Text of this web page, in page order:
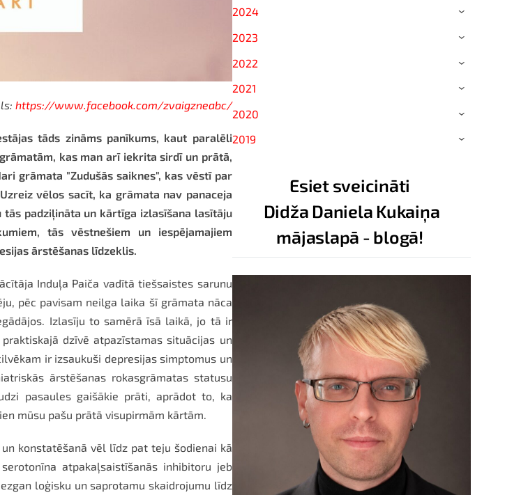
2024 ›
2023 ›
2022 ›
2021 ›
2020 ›
2019 ›
Esiet sveicināti
Didža Daniela Kukaiņa
mājaslapā - blogā!
https://www.facebook.com/zvaigzneabc/
tāds zināms panīkums, kaut paralēli
kas man arī iekrita sirdī un prātā,
grāmata "Zudušās saiknes", kas vēstī par
Uzreiz vēlos sacīt, ka grāmata nav panaceja
padziļināta un kārtīga izlasīšana lasītāju
tās vēstnešiem un iespējamajiem
ārstēšanas līdzeklis.
Induļa Paiča vadītā tiešsaistes sarunu
pēc pavisam neilga laika šī grāmata nāca
Izlasīju to samērā īsā laikā, jo tā ir
dzīvē atpazīstamas situācijas un
ir izsaukuši depresijas simptomus un
ārstēšanas rokasgrāmatas statusu
pasaules gaišākie prāti, aprādot to, ka
mūsu pašu prātā visupirmām kārtām.
konstatēšanā vēl līdz pat teju šodienai kā
atpakaļsaistīšanās inhibitoru jeb
loģisku un saprotamu skaidrojumu līdz